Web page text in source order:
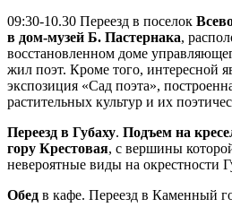
09:30-10.30 Переезд в поселок
в дом-музей Б. Пастернака,
восстановленном доме
жил поэт. Кроме того, интересной
экспозиция «Сад поэта»,
растительных культур и их
Переезд в Губаху. Подъем на
гору Крестовая, с вершины
невероятные виды на окрестности
Обед в кафе. Переезд в Каменный